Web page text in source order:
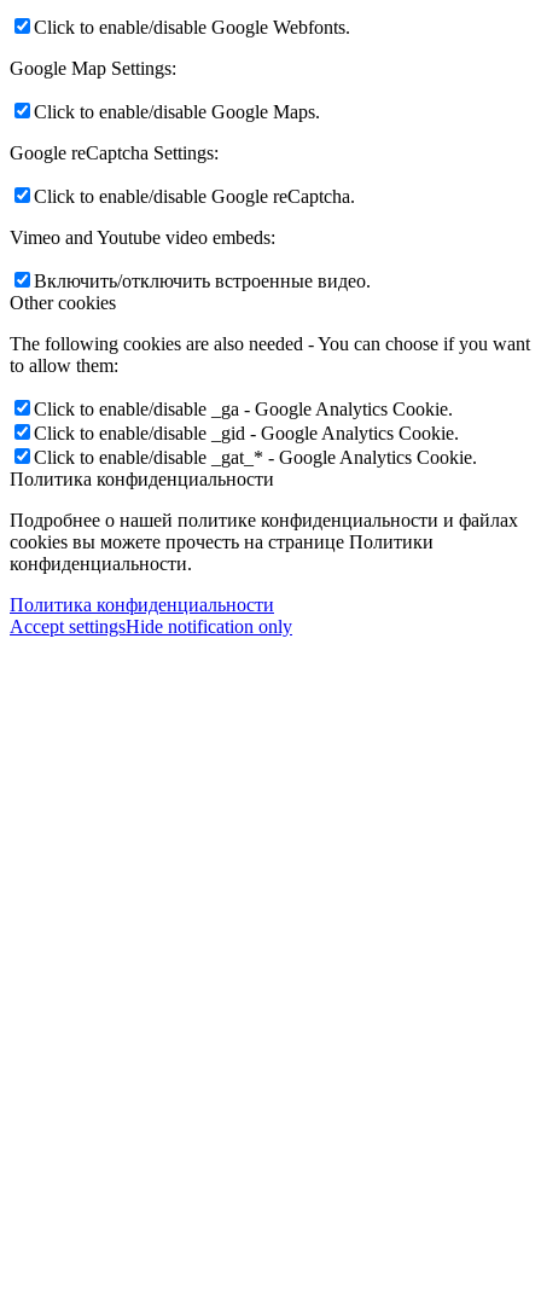
Click to enable/disable Google Webfonts.
Google Map Settings:
Click to enable/disable Google Maps.
Google reCaptcha Settings:
Click to enable/disable Google reCaptcha.
Vimeo and Youtube video embeds:
Включить/отключить встроенные видео.
Other cookies
The following cookies are also needed - You can choose if you want
to allow them:
Click to enable/disable _ga - Google Analytics Cookie.
Click to enable/disable _gid - Google Analytics Cookie.
Click to enable/disable _gat_* - Google Analytics Cookie.
Политика конфиденциальности
Подробнее о нашей политике конфиденциальности и файлах
cookies вы можете прочесть на странице Политики
конфиденциальности.
Политика конфиденциальности
Accept settingsHide notification only